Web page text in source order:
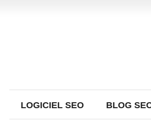
LOGICIEL SEO BLOG